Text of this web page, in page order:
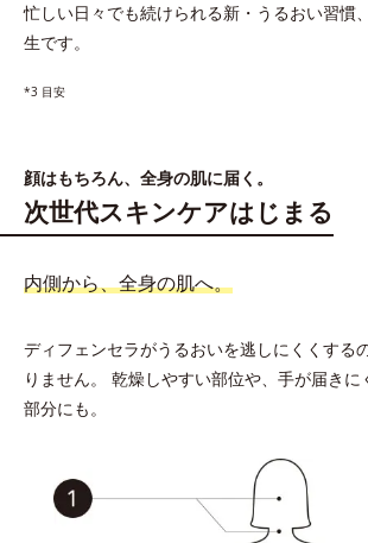
忙しい日々でも続けられる新・うるおい習慣
生です。
*3 目安
顔はもちろん、全身の肌に届く。
次世代スキンケアはじまる
内側から、全身の肌へ。
ディフェンセラがうるおいを逃しにくくする
りません。
乾燥しやすい部位や、手が届きに
部分にも。